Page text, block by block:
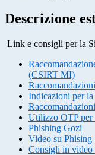
Descrizione
Link e consigli per la
(CSIRT MI)
Indicazioni per la
Utilizzo OTP per
Phishing Gozi
Video su Phising
Consigli in video